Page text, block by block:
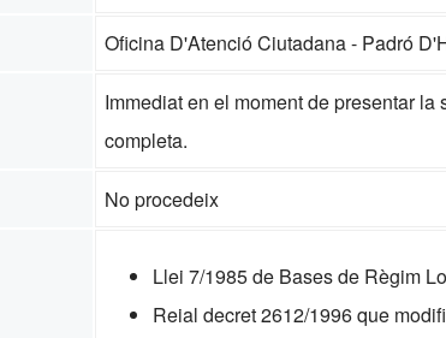
Oficina D'Atenció Ciutadana - Padró
Immediat en el moment de presentar
completa.
No procedeix
Llei 7/1985 de Bases de Règim
Reial decret 2612/1996 que